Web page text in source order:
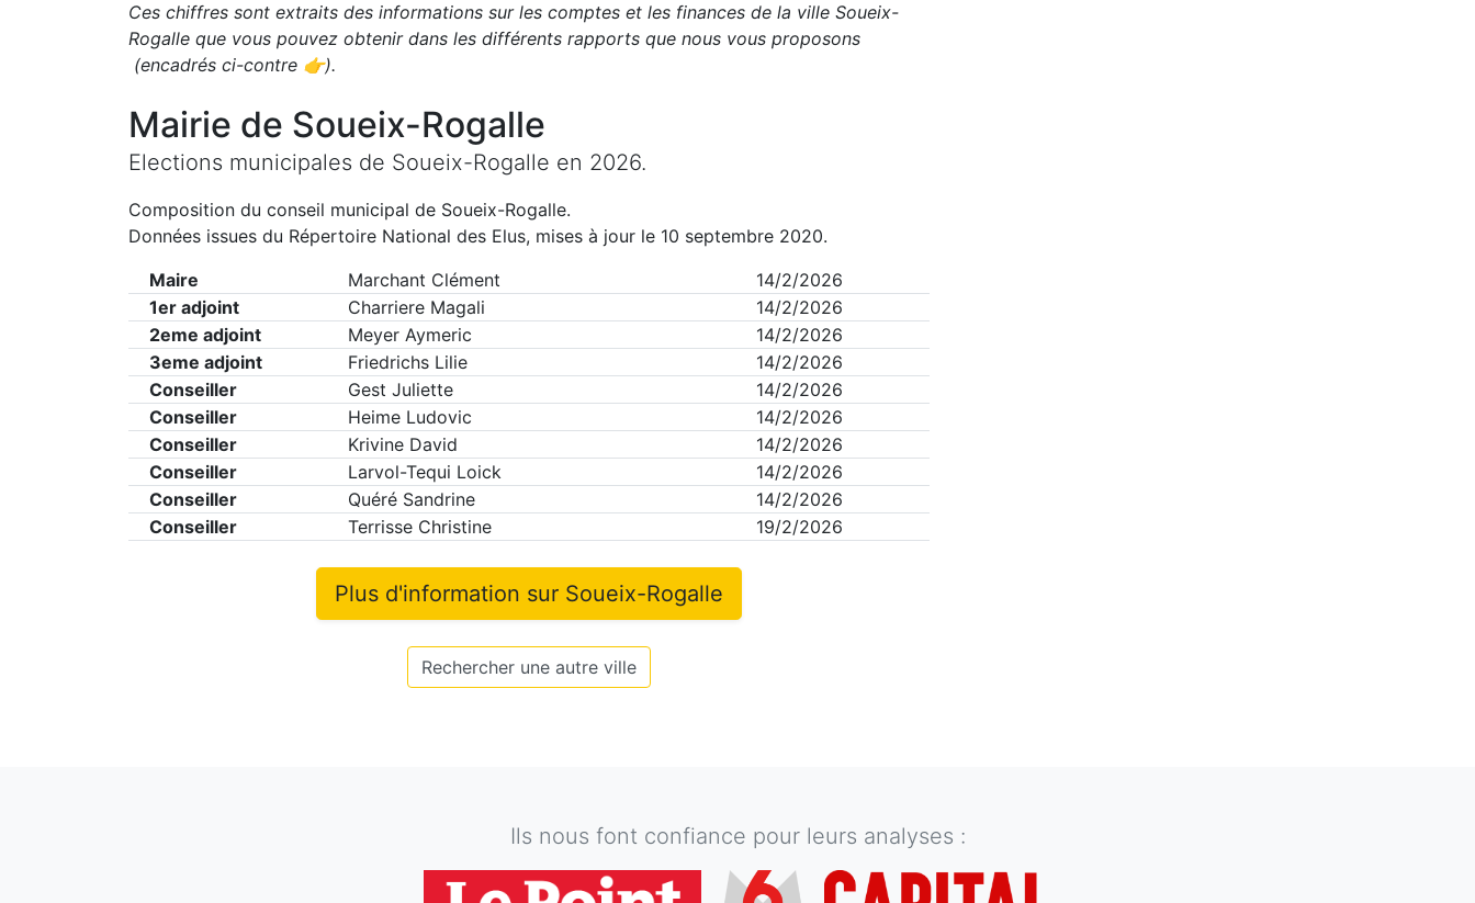
Ces chiffres sont extraits des informations sur les comptes et les finances de la ville Soueix-
Rogalle que vous pouvez obtenir dans les différents rapports que nous vous proposons
(encadrés ci-contre 👉).
Mairie de Soueix-Rogalle
Elections municipales de Soueix-Rogalle en 2026.
Composition du conseil municipal de Soueix-Rogalle.
Données issues du Répertoire National des Elus, mises à jour le 10 septembre 2020.
Maire
Marchant Clément
14/2/2026
1er adjoint
Charriere Magali
14/2/2026
2eme adjoint
Meyer Aymeric
14/2/2026
3eme adjoint
Friedrichs Lilie
14/2/2026
Conseiller
Gest Juliette
14/2/2026
Conseiller
Heime Ludovic
14/2/2026
Conseiller
Krivine David
14/2/2026
Conseiller
Larvol-Tequi Loick
14/2/2026
Conseiller
Quéré Sandrine
14/2/2026
Conseiller
Terrisse Christine 19/2/2026
Plus d'information sur Soueix-Rogalle
Rechercher une autre ville
Ils nous font confiance pour leurs analyses :